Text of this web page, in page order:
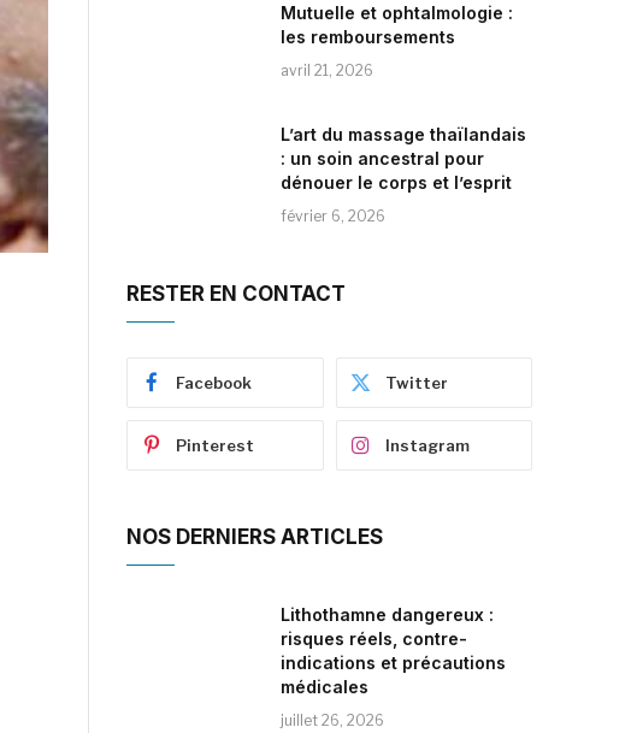
Mutuelle et ophtalmologie :
les remboursements
avril 21, 2026
L’art du massage thaïlandais
: un soin ancestral pour
dénouer le corps et l’esprit
février 6, 2026
RESTER EN CONTACT
Facebook Twitter
Pinterest Instagram
NOS DERNIERS ARTICLES
Lithothamne dangereux :
risques réels, contre-
indications et précautions
médicales
juillet 26, 2026